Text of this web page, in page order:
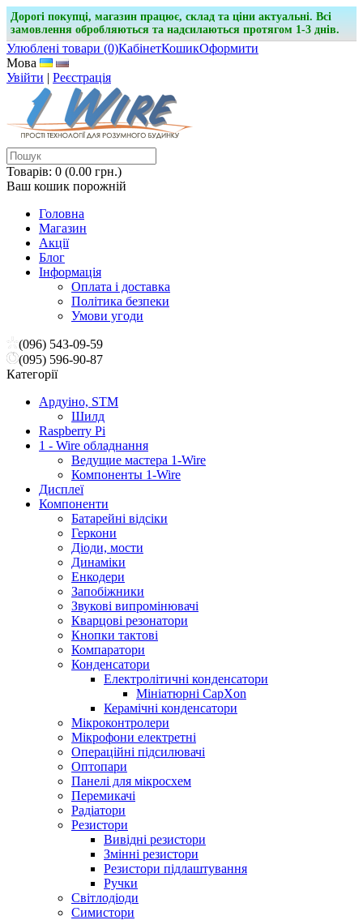
Дорогі покупці, магазин працює, склад та ціни актуальні. Всі
замовлення обробляються та надсилаються протягом 1-3 днів.
Улюблені товари (0)КабінетКошикОформити
Мова
Увійти | Реєстрація
Товарів: 0 (0.00 грн.)
Ваш кошик порожній
Головна
Магазин
Акції
Блог
Інформація
Оплата і доставка
Політика безпеки
Умови угоди
(096) 543-09-59
(095) 596-90-87
Категорії
Ардуіно, STM
Шилд
Raspberry Pi
1 - Wire обладнання
Ведущие мастера 1-Wire
Компоненты 1-Wire
Дисплеї
Компоненти
Батарейні відсіки
Геркони
Діоди, мости
Динаміки
Енкодери
Запобіжники
Звукові випромінювачі
Кварцові резонатори
Кнопки тактові
Компаратори
Конденсатори
Електролітичні конденсатори
Мініатюрні CapXon
Керамічні конденсатори
Мікроконтролери
Мікрофони електретні
Операційні підсилювачі
Оптопари
Панелі для мікросхем
Перемикачі
Радіатори
Резистори
Вивідні резистори
Змінні резистори
Резистори підлаштування
Ручки
Світлодіоди
Симистори